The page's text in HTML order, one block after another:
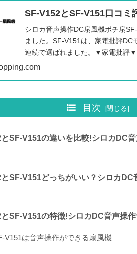
SF-V152とSF-V151口コミ
シロカ音声操作DC扇風機ポチ扇
ました。SF-V151は、家電批評
連続で選ばれました。▼家電批評▼
amazonのカスタマ...
目次
SF-V151の違いを比較!シロカDC
SF-V151どっちがいい？シロカDC
SF-V151の特徴!シロカDC音声操
V151は音声操作ができる扇風機